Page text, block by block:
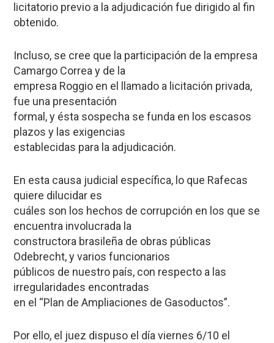
licitatorio previo a la adjudicación fue dirigido al fin
obtenido.
Incluso, se cree que la participación de la empresa
Camargo Correa y de la
empresa Roggio en el llamado a licitación privada,
fue una presentación
formal, y ésta sospecha se funda en los escasos
plazos y las exigencias
establecidas para la adjudicación.
En esta causa judicial específica, lo que Rafecas
quiere dilucidar es
cuáles son los hechos de corrupción en los que se
encuentra involucrada la
constructora brasileña de obras públicas
Odebrecht, y varios funcionarios
públicos de nuestro país, con respecto a las
irregularidades encontradas
en el “Plan de Ampliaciones de Gasoductos”.
Por ello, el juez dispuso el día viernes 6/10 el